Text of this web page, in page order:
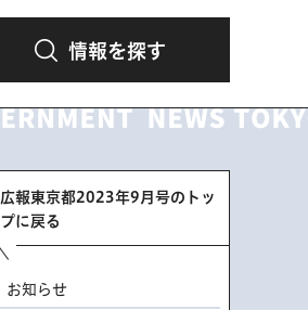
情報を探す
広報東京都2023年9月号のトッ
プに戻る
お知らせ